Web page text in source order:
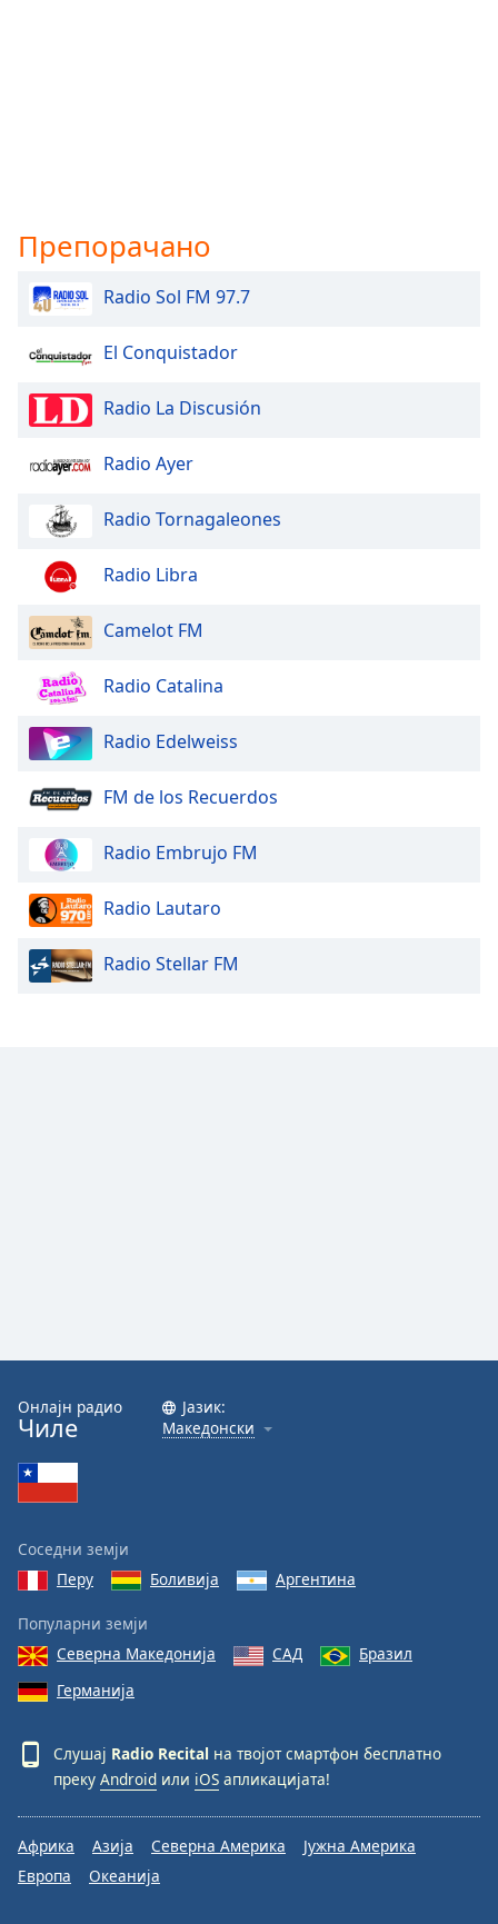
Препорачано
Radio Sol FM 97.7
El Conquistador
Radio La Discusión
Radio Ayer
Radio Tornagaleones
Radio Libra
Camelot FM
Radio Catalina
Radio Edelweiss
FM de los Recuerdos
Radio Embrujo FM
Radio Lautaro
Radio Stellar FM
Онлајн радио
Чиле
Јазик:
Македонски
Соседни земји
Перу
Боливија Аргентина
Популарни земји
Северна Македонија
САД
Бразил
Германија
Слушај Radio Recital на твојот смартфон бесплатно
преку Android или iOS апликацијата!
Африка Азија Северна Америка
Јужна Америка
Европа
Океанија